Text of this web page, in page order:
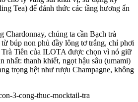
Tea) để đánh thức các tầng hương ẩn
Chardonnay, chúng ta cần Bạch trà
búp non phủ đầy lông tơ trắng, chỉ phơi
Tiên của ILOTA được chọn vì nó giữ
nhất: thanh khiết, ngọt hậu sâu (umami)
trọng hệt như rượu Champagne, không